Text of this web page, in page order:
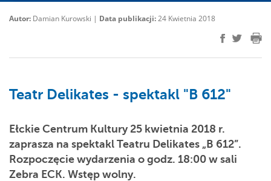
Autor: Damian Kurowski | Data publikacji:24 Kwietnia 2018
Teatr Delikates - spektakl "B 612"
Ełckie Centrum Kultury 25 kwietnia 2018 r.
zaprasza na spektakl Teatru Delikates „B 612”.
Rozpoczęcie wydarzenia o godz. 18:00 w sali
Zebra ECK. Wstęp wolny.